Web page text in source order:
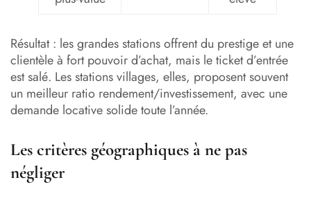
Résultat : les grandes stations offrent du prestige et une
clientèle à fort pouvoir d’achat, mais le ticket d’entrée
est salé. Les stations villages, elles, proposent souvent
un meilleur ratio rendement/investissement, avec une
demande locative solide toute l’année.
Les critères géographiques à ne pas
négliger